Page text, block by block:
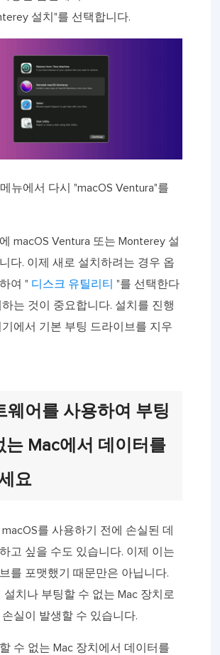
설치"를 선택합니다.
뉴에서 다시 "macOS Ventura"를
macOS Ventura 또는 Monterey 설
다. 이제 새로 설치하려는 경우 옵
여 " 디스크 유틸리티 "를 선택한다
는 것이 중요합니다. 설치를 진행
에서 기본 부팅 드라이브를 지우
웨어를 사용하여 부팅
는 Mac에서 데이터를
요
를 사용하기 전에 손실된 데
고 싶을 수도 있습니다. 이제 이는
를 포맷했기 때문만은 아닙니다.
설치나 부팅할 수 없는 Mac 장치로
실이 발생할 수 있습니다.
수 없는 Mac 장치에서 데이터를